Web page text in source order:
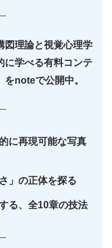
図理論と視覚心理学
に学べる有料コンテ
noteで公開中。
に再現可能な写真
」の正体を探る
る、全10章の技法